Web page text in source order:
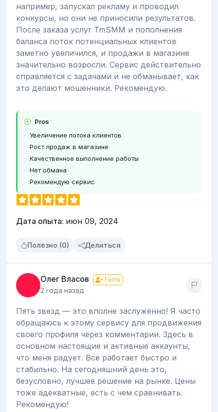
например, запускал рекламу и проводил
конкурсы, но они не приносили результатов.
После заказа услуг TmSMM и пополнения
баланса поток потенциальных клиентов
заметно увеличился, и продажи в магазине
значительно возросли. Сервис действительно
справляется с задачами и не обманывает, как
это делают мошенники. Рекомендую.
Pros
Увеличение потока клиентов
Рост продаж в магазине
Качественное выполнение работы
Нет обмана
Рекомендую сервис
Дата опыта: июн 09, 2024
Полезно (0) Делиться
Олег Власов Гость
2 года назад
Пять звезд — это вполне заслуженно! Я часто
обращаюсь к этому сервису для продвижения
своего профиля через комментарии. Здесь в
основном настоящие и активные аккаунты,
что меня радует. Всё работает быстро и
стабильно. На сегодняшний день это,
безусловно, лучшее решение на рынке. Цены
тоже адекватные, есть с чем сравнивать.
Рекомендую!